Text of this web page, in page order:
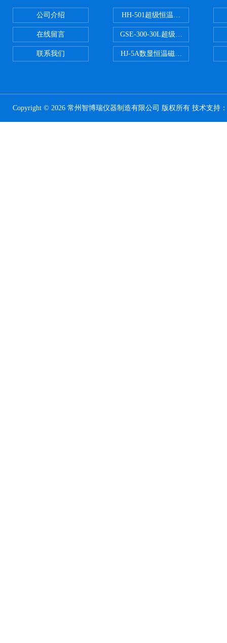
公司介绍
在线留言
联系我们
HH-501超级恒温水浴
GSE-300-30L超级循环恒温油浴锅
HJ-5A数显恒温磁力搅拌器
Copyright © 2026 常州智博瑞仪器制造有限公司 版权所有 技术支持：